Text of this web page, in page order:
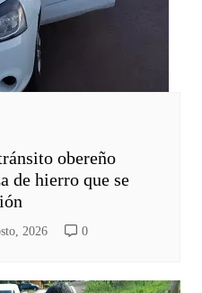
obereño
de hierro que se
2026 0